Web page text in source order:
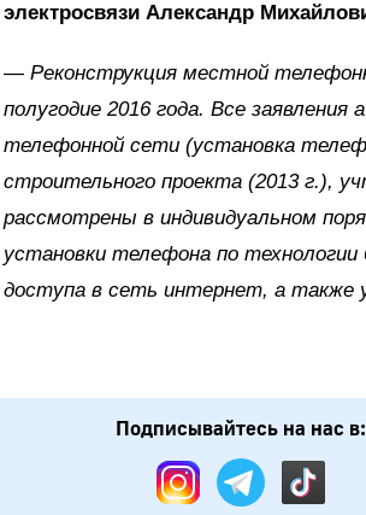
электросвязи Александр
— Реконструкция местной
полугодие 2016 года. Все
телефонной сети (установка
строительного проекта (2013 г.),
рассмотрены в индивидуальном
установки телефона по технологии
доступа в сеть интернет, а также
Подписывайтесь на нас в: